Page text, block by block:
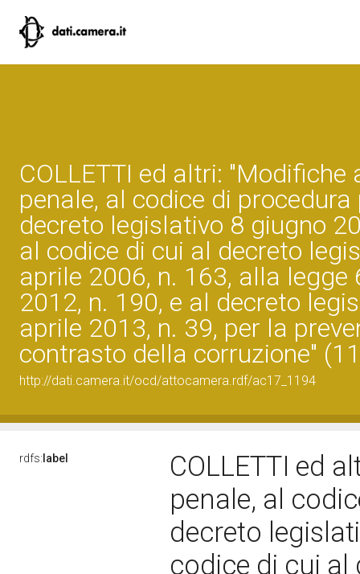
COLLETTI ed altri: "Modifiche
penale, al codice di procedura
decreto legislativo 8 giugno
al codice di cui al decreto
aprile 2006, n. 163, alla legge
2012, n. 190, e al decreto
aprile 2013, n. 39, per la
contrasto della corruzione"
http://dati.camera.it/ocd/attocamera.rdf/ac17_1194
rdfs: label
COLLETTI ed
penale, al
decreto
codice di cui al